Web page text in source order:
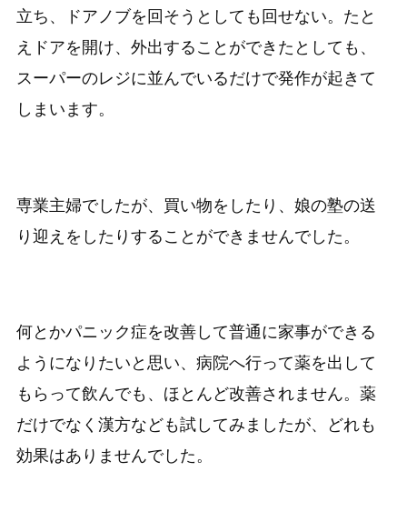
立ち、ドアノブを回そうとしても回せない。たと
えドアを開け、外出することができたとしても、
スーパーのレジに並んでいるだけで発作が起きて
しまいます。
専業主婦でしたが、買い物をしたり、娘の塾の送
り迎えをしたりすることができませんでした。
何とかパニック症を改善して普通に家事ができる
ようになりたいと思い、病院へ行って薬を出して
もらって飲んでも、ほとんど改善されません。薬
だけでなく漢方なども試してみましたが、どれも
効果はありませんでした。